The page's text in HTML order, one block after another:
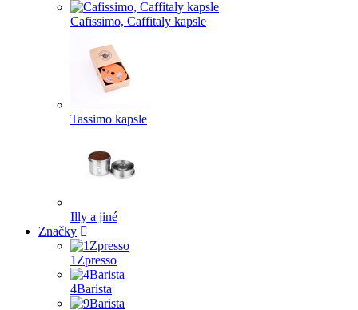
Cafissimo, Caffitaly kapsle
Tassimo kapsle
Illy a jiné
Značky
1Zpresso
4Barista